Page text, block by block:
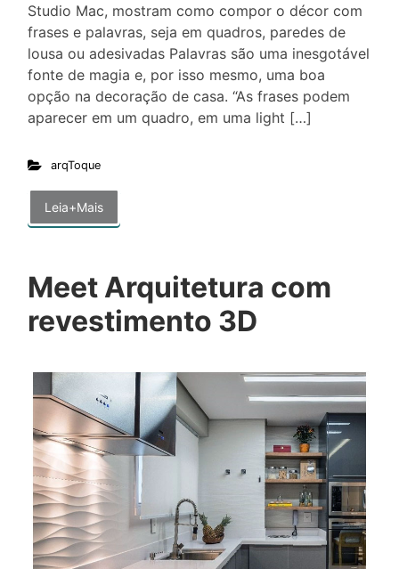
Studio Mac, mostram como compor o décor com
frases e palavras, seja em quadros, paredes de
lousa ou adesivadas Palavras são uma inesgotável
fonte de magia e, por isso mesmo, uma boa
opção na decoração de casa. “As frases podem
aparecer em um quadro, em uma light […]
arqToque
Leia+Mais
Meet Arquitetura com
revestimento 3D